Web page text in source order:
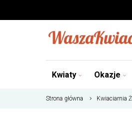
Kwiaty Okazje
Strona główna Kwiaciarnia